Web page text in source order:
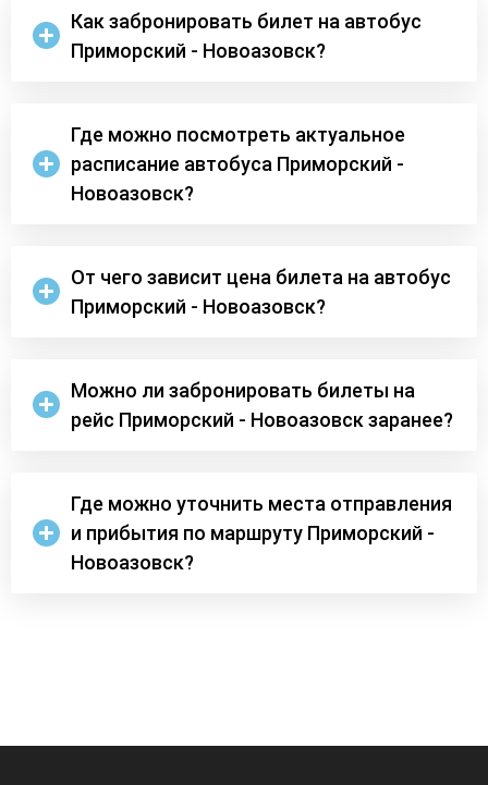
Как забронировать билет на автобус
Приморский - Новоазовск?
Где можно посмотреть актуальное
расписание автобуса Приморский -
Новоазовск?
От чего зависит цена билета на автобус
Приморский - Новоазовск?
Можно ли забронировать билеты на
рейс Приморский - Новоазовск заранее?
Где можно уточнить места отправления
и прибытия по маршруту Приморский -
Новоазовск?